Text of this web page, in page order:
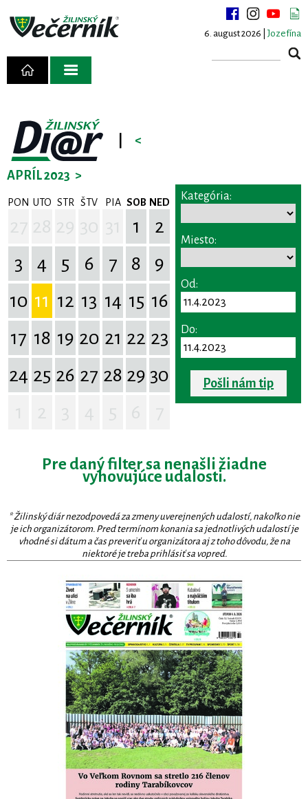
6. august 2026 | Jozefína
<
APRÍL 2023 >
PON UTO STR ŠTV PIA SOB NED
1
2
3
4 5 6 7 8
9
10 11 12 13 14 15 16
17 18 19 20 21 22 23
24 25 26 27 28 29 30
Kategória:
Miesto:
Od:
Do:
Pošli nám tip
Pre daný filter sa nenašli žiadne
vyhovujúce udalosti.
* Žilinský diár nezodpovedá za zmeny uverejnených udalostí, nakoľko nie
je ich organizátorom. Pred termínom konania sa jednotlivých udalostí je
vhodné si dátum a čas preveriť u organizátora aj z toho dôvodu, že na
niektoré je treba prihlásiť sa vopred.